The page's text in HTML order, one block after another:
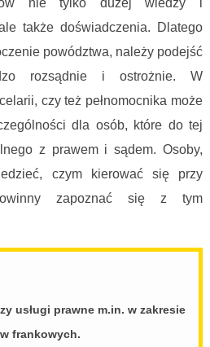
nie tylko dużej wiedzy i
także doświadczenia. Dlatego
powództwa, należy podejść
rozsądnie i ostrożnie. W
czy też pełnomocnika może
dla osób, które do tej
z prawem i sądem. Osoby,
czym kierować się przy
zapoznać się z tym
usługi prawne m.in. w zakresie
frankowych.